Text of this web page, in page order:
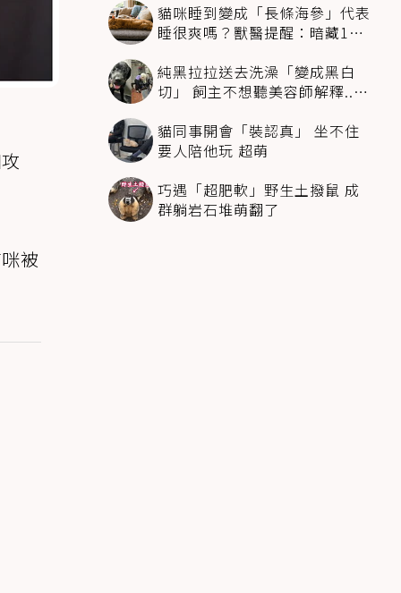
被
貓咪睡到變成「長條海參」代表
睡很爽嗎？獸醫提醒：暗藏1種
純黑拉拉送去洗澡「變成黑白
切」 飼主不想聽美容師解釋..衝
貓同事開會「裝認真」 坐不住
要人陪他玩 超萌
巧遇「超肥軟」野生土撥鼠 成
群躺岩石堆萌翻了